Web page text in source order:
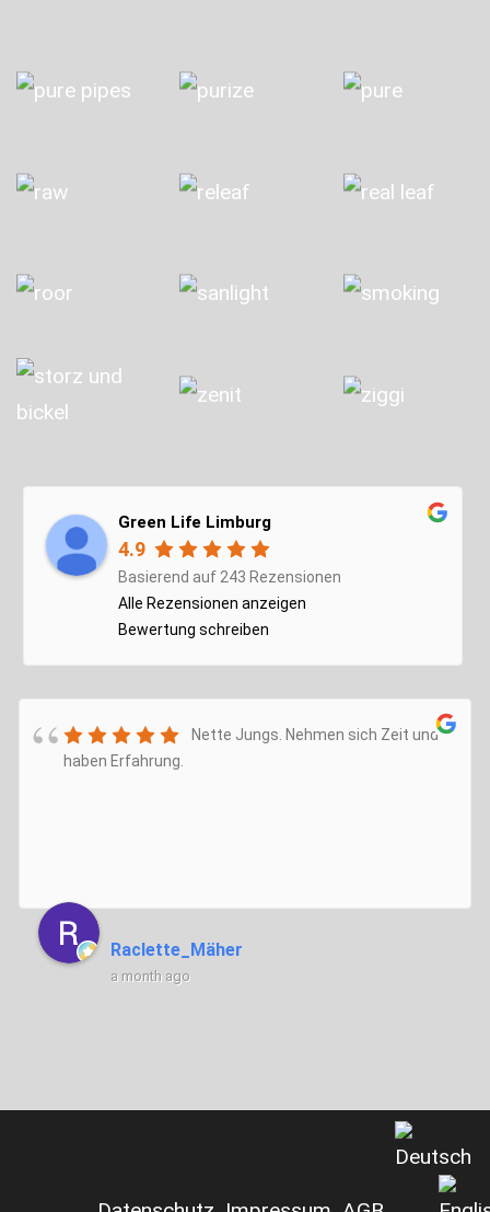
Green Life Limburg
4.9
Basierend auf 243 Rezensionen
Alle Rezensionen anzeigen
Bewertung schreiben
Nette Jungs. Nehmen sich Zeit und
haben Erfahrung.
Raclette_Mäher
a month ago